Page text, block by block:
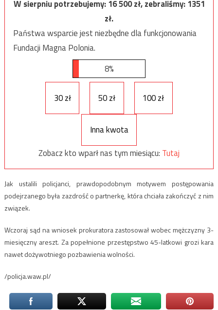
W sierpniu potrzebujemy:16 500zł, zebraliśmy:1351
zł.
Państwa wsparcie jest niezbędne dla funkcjonowania
Fundacji Magna Polonia.
8%
30 zł 50 zł 100 zł
Inna kwota
Zobacz kto wparł nas tym miesiącu: Tutaj
Jak ustalili policjanci, prawdopodobnym motywem postępowania
podejrzanego była zazdrość o partnerkę, która chciała zakończyć z nim
związek.
Wczoraj sąd na wniosek prokuratora zastosował wobec mężczyzny 3-
miesięczny areszt. Za popełnione przestępstwo 45-latkowi grozi kara
nawet dożywotniego pozbawienia wolności.
/policja.waw.pl/